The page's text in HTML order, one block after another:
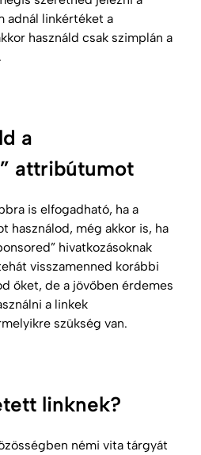
adnál linkértéket a
használd csak szimplán a
a
attribútumot
is elfogadható, ha a
használod, még akkor is, ha
hivatkozásoknak
visszamenned korábbi
őket, de a jövőben érdemes
a linkek
szükség van.
linknek?
némi vita tárgyát